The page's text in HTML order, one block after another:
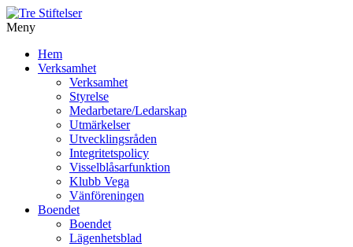
Meny
vidare
Hem
Verksamhet
Verksamhet
Styrelse
Medarbetare/Ledarskap
Utmärkelser
Utvecklingsråden
Integritetspolicy
Visselblåsarfunktion
Klubb Vega
Vänföreningen
Boendet
Boendet
Lägenhetsblad